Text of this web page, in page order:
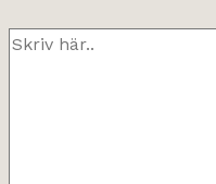
Skriv